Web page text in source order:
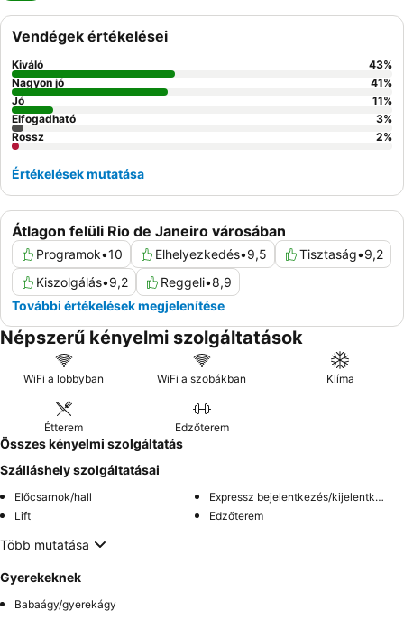
Átlagon felüli Rio de Janeiro városában
Programok•10 Elhelyezkedés•9,5 Tisztaság•9,2
Kiszolgálás•9,2 Reggeli•8,9
További értékelések megjelenítése
Vendégek értékelései
Kiváló 43%
Nagyon jó
41%
Jó
11%
Elfogadható
3%
Rossz
2%
Értékelések mutatása
Népszerű kényelmi szolgáltatások
WiFi a lobbyban WiFi a szobákban Klíma
Étterem Edzőterem
Összes kényelmi szolgáltatás
Szálláshely szolgáltatásai
Előcsarnok/hall
Expressz bejelentkezés/kijelentkezés
Lift
Edzőterem
Több mutatása
Gyerekeknek
Babaágy/gyerekágy